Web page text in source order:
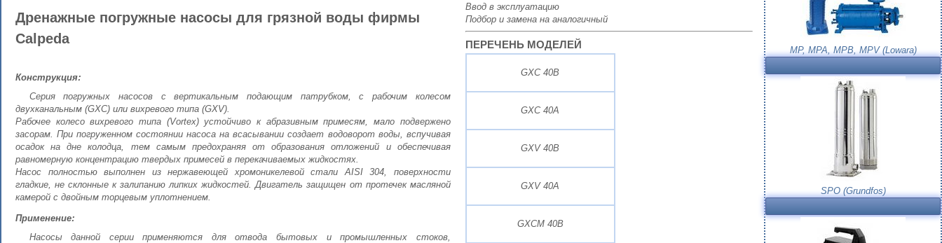
Дренажные погружные насосы для грязной воды фирмы
Calpeda
Конструкция:
Серия погружных насосов с вертикальным подающим патрубком, с рабочим колесом
двухканальным (GXC) или вихревого типа (GXV).
Рабочее колесо вихревого типа (Vortex) устойчиво к абразивным примесям, мало подвержено
засорам. При погруженном состоянии насоса на всасывании создает водоворот воды, вспучивая
осадок на дне колодца, тем самым предохраняя от образования отложений и обеспечивая
равномерную концентрацию твердых примесей в перекачиваемых жидкостях.
Насос полностью выполнен из нержавеющей хромоникелевой стали AISI 304, поверхности
гладкие, не склонные к залипанию липких жидкостей. Двигатель защищен от протечек масляной
камерой с двойным торцевым уплотнением.
Применение:
Насосы данной серии применяются для отвода бытовых и промышленных стоков,
Ввод в эксплуатацию
Подбор и замена на аналогичный
ПЕРЕЧЕНЬ МОДЕЛЕЙ
GXC 40B
GXC 40A
GXV 40B
GXV 40A
GXCM 40B
MP, MPA, MPB, MPV (Lowara)
SPO (Grundfos)